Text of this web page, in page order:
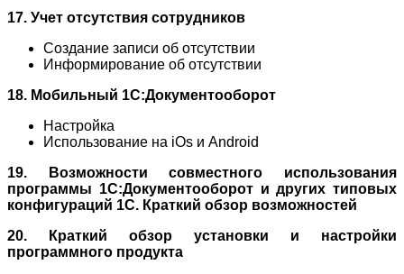
17. Учет отсутствия сотрудников
Создание записи об отсутствии
Информирование об отсутствии
18. Мобильный 1С:Документооборот
Настройка
Использование на iOs и Android
19. Возможности совместного использования
программы 1С:Документооборот и других типовых
конфигураций 1С. Краткий обзор возможностей
20. Краткий обзор установки и настройки
программного продукта